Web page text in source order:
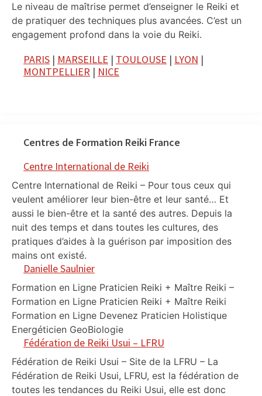
Le niveau de maîtrise permet d’enseigner le Reiki et
de pratiquer des techniques plus avancées. C’est un
engagement profond dans la voie du Reiki.
PARIS | MARSEILLE | TOULOUSE | LYON |
MONTPELLIER | NICE
Centres de Formation Reiki France
Centre International de Reiki
Centre International de Reiki – Pour tous ceux qui
veulent améliorer leur bien-être et leur santé… Et
aussi le bien-être et la santé des autres. Depuis la
nuit des temps et dans toutes les cultures, des
pratiques d’aides à la guérison par imposition des
mains ont existé.
Danielle Saulnier
Formation en Ligne Praticien Reiki + Maître Reiki –
Formation en Ligne Praticien Reiki + Maître Reiki
Formation en Ligne Devenez Praticien Holistique
Energéticien GeoBiologie
Fédération de Reiki Usui – LFRU
Fédération de Reiki Usui – Site de la LFRU – La
Fédération de Reiki Usui, LFRU, est la fédération de
toutes les tendances du Reiki Usui, elle est donc